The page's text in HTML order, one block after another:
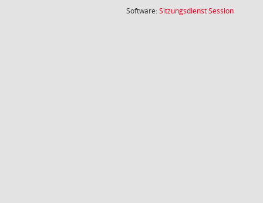
Software:SitzungsdienstSession(Wird in